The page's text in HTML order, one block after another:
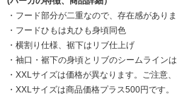
・フード部分が二重なので、存在感がありま
・フードひもは丸ひも身頃同色
・横割り仕様、裾下はリブ仕上げ
・袖口・裾下の身頃とリブのシームライン
・XXLサイズは価格が異なります。ご注意
・XXLサイズは商品価格プラス500円です。